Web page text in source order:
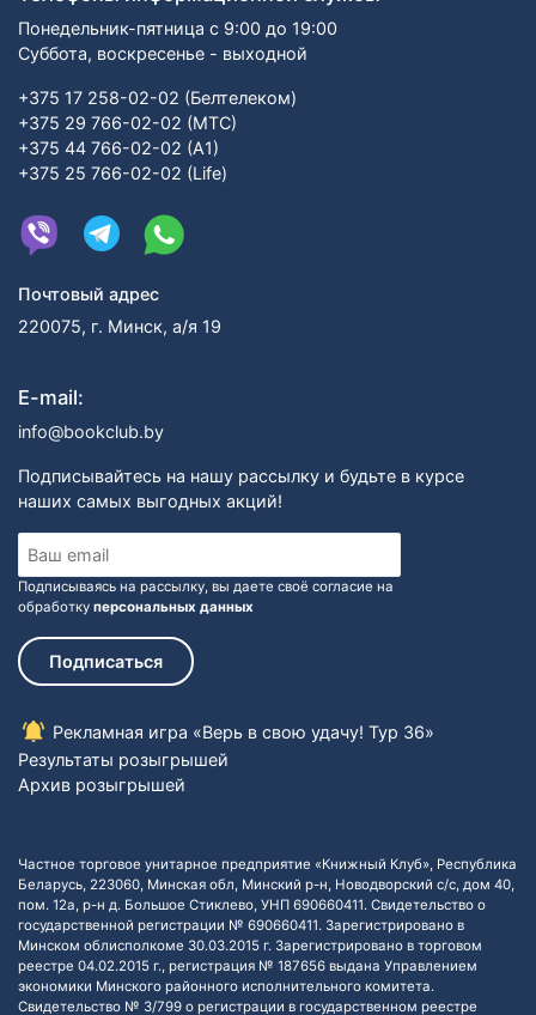
Понедельник-пятница с 9:00 до 19:00
Суббота, воскресенье - выходной
+375 17 258-02-02 (Белтелеком)
+375 29 766-02-02 (МТС)
+375 44 766-02-02 (А1)
+375 25 766-02-02 (Life)
Почтовый адрес
220075, г. Минск, а/я 19
E-mail:
info@bookclub.by
Подписывайтесь на нашу рассылку и будьте в курсе
наших самых выгодных акций!
Подписываясь на рассылку, вы даете своё согласие на
обработку персональных данных
Подписаться
Рекламная игра «Верь в свою удачу! Тур 36»
Результаты розыгрышей
Архив розыгрышей
Частное торговое унитарное предприятие «Книжный Клуб», Республика
Беларусь, 223060, Минская обл, Минский р-н, Новодворский с/с, дом 40,
пом. 12а, р-н д. Большое Стиклево, УНП 690660411. Свидетельство о
государственной регистрации № 690660411. Зарегистрировано в
Минском облисполкоме 30.03.2015 г. Зарегистрировано в торговом
реестре 04.02.2015 г., регистрация № 187656 выдана Управлением
экономики Минского районного исполнительного комитета.
Свидетельство № 3/799 о регистрации в государственном реестре